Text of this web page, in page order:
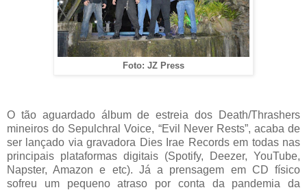
Foto: JZ Press
O tão aguardado álbum de estreia dos Death/Thrashers
mineiros do Sepulchral Voice, “Evil Never Rests”, acaba de
ser lançado via gravadora Dies Irae Records em todas nas
principais plataformas digitais (Spotify, Deezer, YouTube,
Napster, Amazon e etc). Já a prensagem em CD físico
sofreu um pequeno atraso por conta da pandemia da